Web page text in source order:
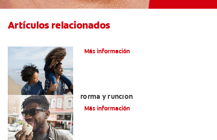
Artículos relacionados
Más información
forma y función
Más información